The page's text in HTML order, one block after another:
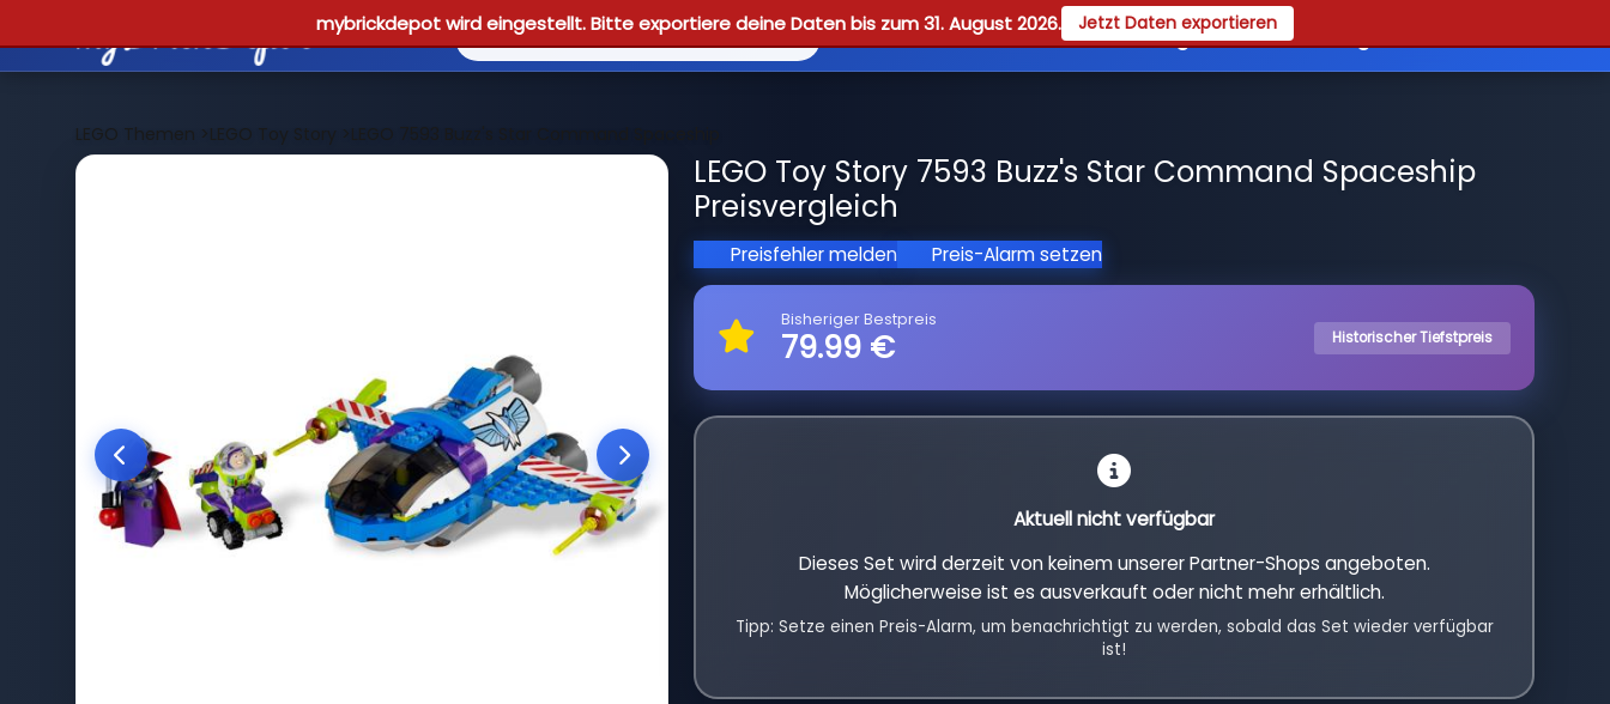
mybrickdepot wird eingestellt. Bitte exportiere deine Daten bis zum 31. August 2026. Jetzt Daten exportieren
Reviews Guides Registrieren
LEGO Themen >LEGO Toy Story >LEGO 7593 Buzz's Star Command Spaceship
LEGO Toy Story 7593 Buzz's Star Command Spaceship
Preisvergleich
Preisfehler melden Preis-Alarm setzen
Bisheriger Bestpreis
79.99 € Historischer Tiefstpreis
Aktuell nicht verfügbar
Dieses Set wird derzeit von keinem unserer Partner-Shops angeboten.
Möglicherweise ist es ausverkauft oder nicht mehr erhältlich.
Tipp: Setze einen Preis-Alarm, um benachrichtigt zu werden, sobald das Set wieder verfügbar
ist!